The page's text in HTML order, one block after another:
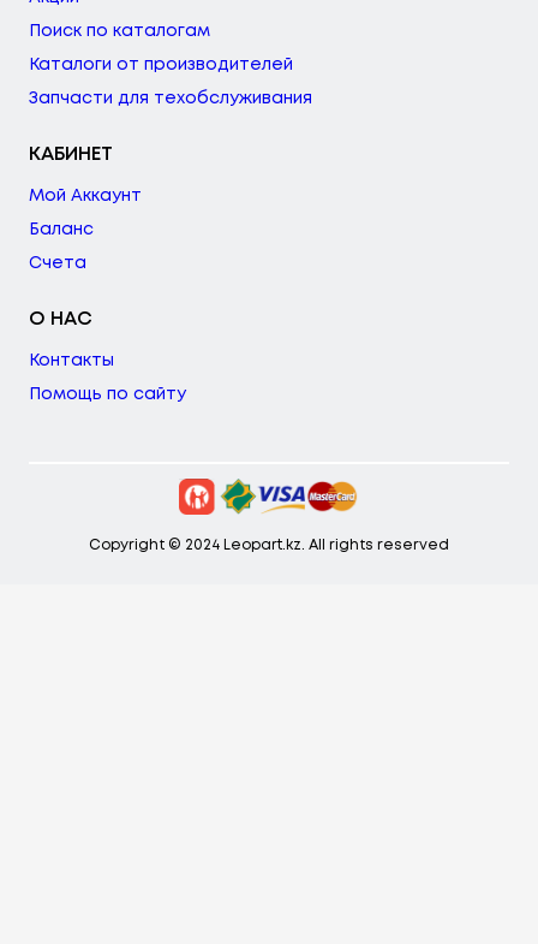
Поиск по каталогам
Каталоги от производителей
Запчасти для техобслуживания
КАБИНЕТ
Мой Аккаунт
Баланс
Счета
О НАС
Контакты
Помощь по сайту
Copyright © 2024 Leopart.kz. All rights reserved